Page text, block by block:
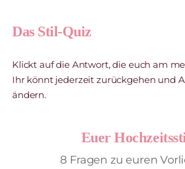
Das Stil-Quiz
Klickt auf die Antwort, die euch am
Ihr könnt jederzeit zurückgehen und
ändern.
Euer
8 Fragen zu euren